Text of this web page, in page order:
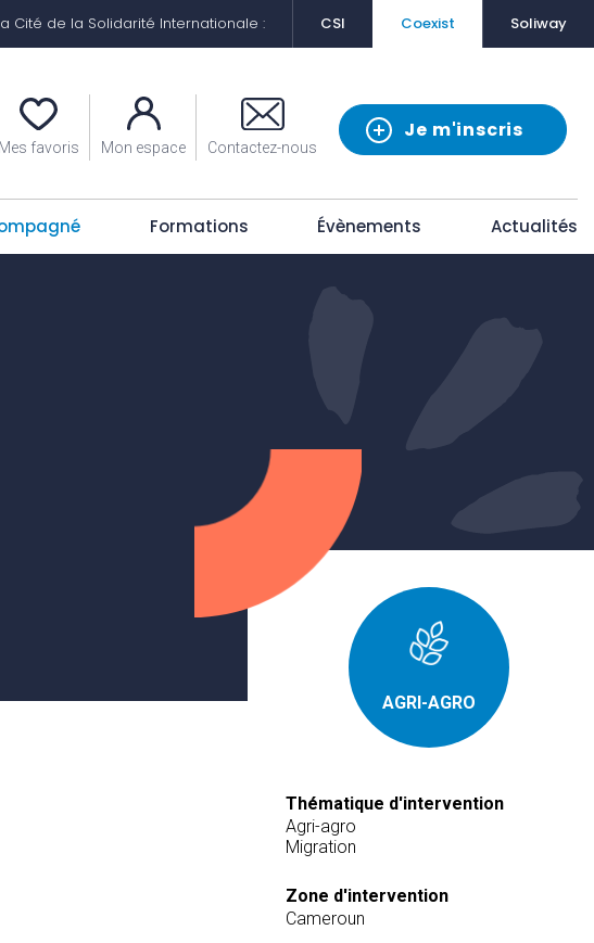
Cité de la Solidarité Internationale : CSI Coexist Soliway
Mes favoris Mon espace
Je m'inscris
Contactez-nous
Formations Évènements Actualités
AGRI-AGRO
Thématique d'intervention
Agri-agro
Migration
Zone d'intervention
Cameroun